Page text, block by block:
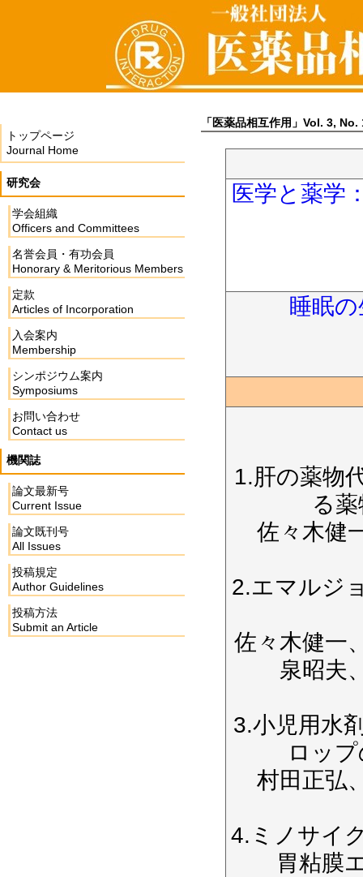
トップページ
Journal Home
研究会
学会組織
Officers and Committees
名誉会員・有功会員
Honorary & Meritorious Members
定款
Articles of Incorporation
入会案内
Membership
シンポジウム案内
Symposiums
お問い合わせ
Contact us
機関誌
論文最新号
Current Issue
論文既刊号
All Issues
投稿規定
Author Guidelines
投稿方法
Submit an Article
「医薬品相互作用」Vol. 3,
医学と薬学
睡眠
1.肝の薬物
る
佐々木健
2.エマルジ
佐々木健一
泉昭夫
3.小児用水
ロッ
村田正弘
4.ミノサイ
胃粘膜